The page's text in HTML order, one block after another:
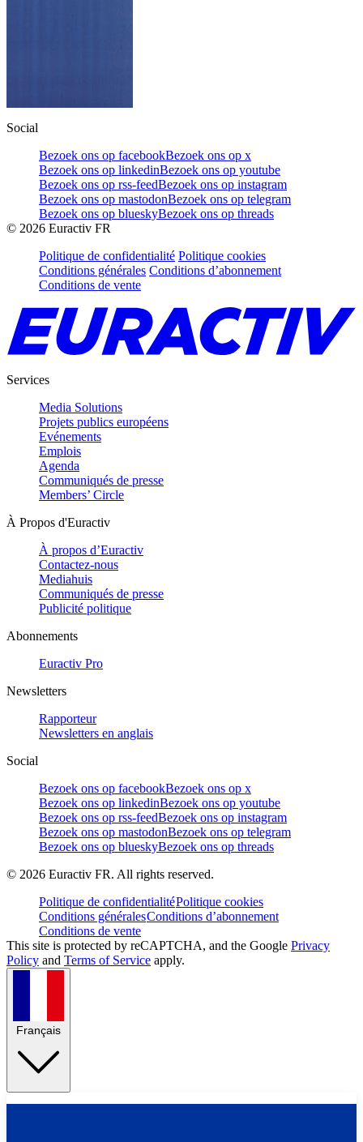
Social
Bezoek ons op facebookBezoek ons op x
Bezoek ons op linkedinBezoek ons op youtube
Bezoek ons op rss-feedBezoek ons op instagram
Bezoek ons op mastodonBezoek ons op telegram
Bezoek ons op blueskyBezoek ons op threads
© 2026 Euractiv FR
Politique de confidentialité Politique cookies
Conditions générales Conditions d’abonnement
Conditions de vente
Services
Media Solutions
Projets publics européens
Evénements
Emplois
Agenda
Communiqués de presse
Members’ Circle
À Propos d'Euractiv
À propos d’Euractiv
Contactez-nous
Mediahuis
Communiqués de presse
Publicité politique
Abonnements
Euractiv Pro
Newsletters
Rapporteur
Newsletters en anglais
Social
Bezoek ons op facebookBezoek ons op x
Bezoek ons op linkedinBezoek ons op youtube
Bezoek ons op rss-feedBezoek ons op instagram
Bezoek ons op mastodonBezoek ons op telegram
Bezoek ons op blueskyBezoek ons op threads
© 2026 Euractiv FR. All rights reserved.
Politique de confidentialitéPolitique cookies
Conditions généralesConditions d’abonnement
Conditions de vente
This site is protected by reCAPTCHA, and the Google Privacy
Policy and Terms of Service apply.
Français